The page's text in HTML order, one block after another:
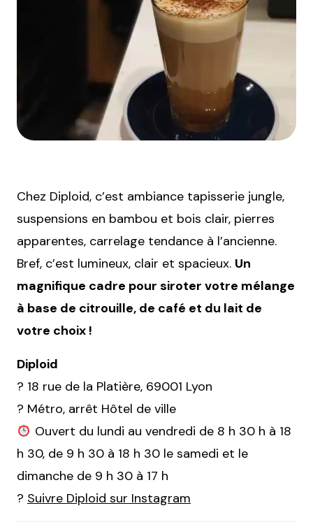
Chez Diploid, c’est ambiance tapisserie jungle,
suspensions en bambou et bois clair, pierres
apparentes, carrelage tendance à l’ancienne.
Bref, c’est lumineux, clair et spacieux. Un
magnifique cadre pour siroter votre mélange
à base de citrouille, de café et du lait de
votre choix !
Diploid
? 18 rue de la Platière, 69001 Lyon
? Métro, arrêt Hôtel de ville
Ouvert du lundi au vendredi de 8 h 30 h à 18
h 30, de 9 h 30 à 18 h 30 le samedi et le
dimanche de 9 h 30 à 17 h
? Suivre Diploid sur Instagram